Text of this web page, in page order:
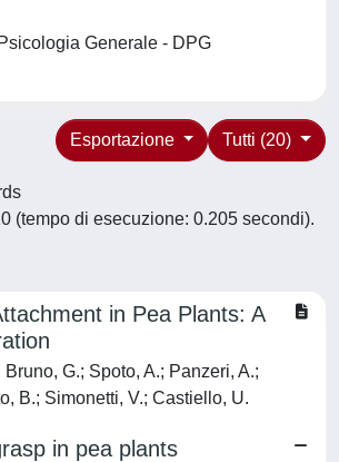
Generale - DPG
Tutti (20)
Esportazione
(tempo di esecuzione: 0.205 secondi).
in Pea Plants: A
G.; Spoto, A.; Panzeri, A.;
B.; Simonetti, V.; Castiello, U.
in pea plants